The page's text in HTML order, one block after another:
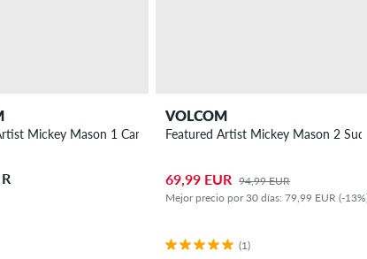
Mickey Mason 1 Camiseta
VOLCOM
Featured Artist Mickey Mason 2
69,99 EUR 94,99 EUR
Mejor precio por 30 días: 79,99 EUR (-
(1)